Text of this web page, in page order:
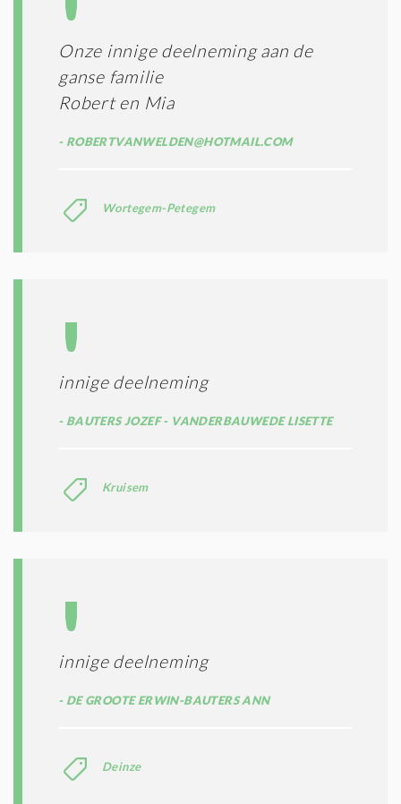
Onze innige deelneming aan de
ganse familie
Robert en Mia
ROBERTVANWELDEN@HOTMAIL.COM
Wortegem-Petegem
innige deelneming
BAUTERS JOZEF - VANDERBAUWEDE LISETTE
Kruisem
innige deelneming
DE GROOTE ERWIN-BAUTERS ANN
Deinze